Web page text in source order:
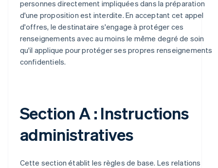
personnes directement impliquées dans la préparation
d'une proposition est interdite. En acceptant cet appel
d'offres, le destinataire s'engage à protéger ces
renseignements avec au moins le même degré de soin
qu'il applique pour protéger ses propres renseignements
confidentiels.
Section A : Instructions
administratives
Cette section établit les règles de base. Les relations